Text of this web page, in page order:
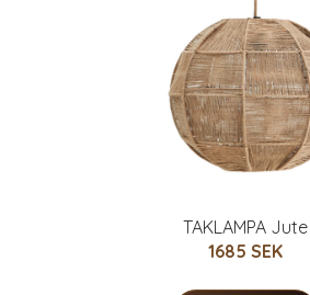
TAKLAMPA Jute
1685 SEK